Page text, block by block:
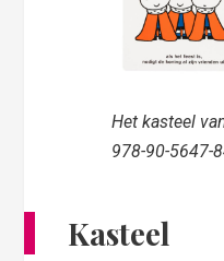
Het kasteel
978-90-5647-
Kasteel